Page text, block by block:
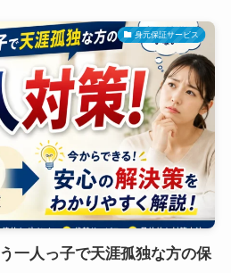
身元保証サービス
一人っ子で天涯孤独な方の保